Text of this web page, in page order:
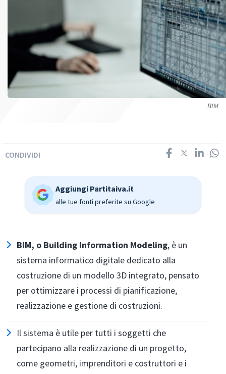
BIM
CONDIVIDI
Aggiungi Partitaiva.it
alle tue fonti preferite su Google
BIM, o Building Information Modeling, è un
sistema informatico digitale dedicato alla
costruzione di un modello 3D integrato, pensato
per ottimizzare i processi di pianificazione,
realizzazione e gestione di costruzioni.
Il sistema è utile per tutti i soggetti che
partecipano alla realizzazione di un progetto,
come geometri, imprenditori e costruttori e i